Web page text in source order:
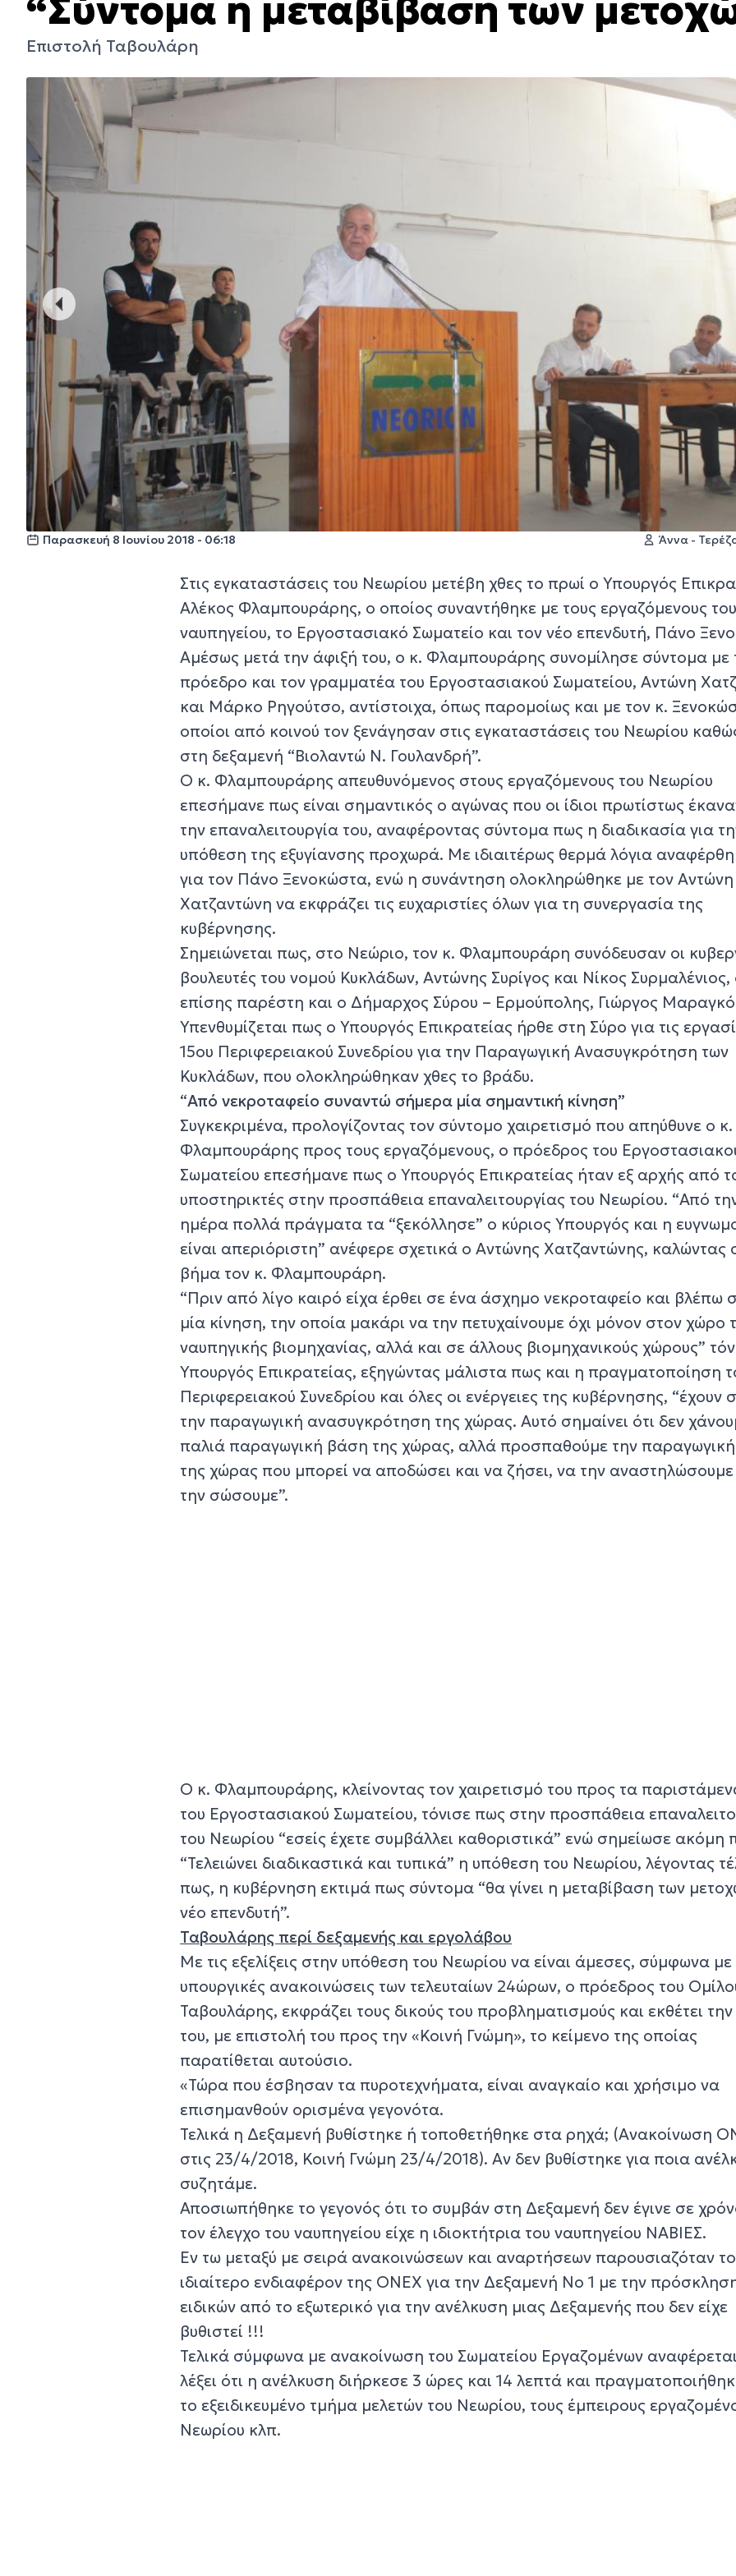
Επιστολή Ταβουλάρη
Παρασκευή 8 Ιουνίου 2018 - 06:18 Άννα -
Στις εγκαταστάσεις του Νεωρίου μετέβη χθες το πρωί ο Υπουργός
Αλέκος Φλαμπουράρης, ο οποίος συναντήθηκε με τους εργαζόμενους του
ναυπηγείου, το Εργοστασιακό Σωματείο και τον νέο επενδυτή, Πάνο
Αμέσως μετά την άφιξή του, ο κ. Φλαμπουράρης συνομίλησε σύντομα με
πρόεδρο και τον γραμματέα του Εργοστασιακού Σωματείου, Αντώνη
και Μάρκο Ρηγούτσο, αντίστοιχα, όπως παρομοίως και με τον κ.
οποίοι από κοινού τον ξενάγησαν στις εγκαταστάσεις του Νεωρίου
στη δεξαμενή “Βιολαντώ Ν. Γουλανδρή”.
Ο κ. Φλαμπουράρης απευθυνόμενος στους εργαζόμενους του Νεωρίου
επεσήμανε πως είναι σημαντικός ο αγώνας που οι ίδιοι πρωτίστως
την επαναλειτουργία του, αναφέροντας σύντομα πως η διαδικασία για
υπόθεση της εξυγίανσης προχωρά. Με ιδιαιτέρως θερμά λόγια
για τον Πάνο Ξενοκώστα, ενώ η συνάντηση ολοκληρώθηκε με τον Αντώνη
Χατζαντώνη να εκφράζει τις ευχαριστίες όλων για τη συνεργασία της
κυβέρνησης.
Σημειώνεται πως, στο Νεώριο, τον κ. Φλαμπουράρη συνόδευσαν οι
βουλευτές του νομού Κυκλάδων, Αντώνης Συρίγος και Νίκος
επίσης παρέστη και ο Δήμαρχος Σύρου – Ερμούπολης, Γιώργος
Υπενθυμίζεται πως ο Υπουργός Επικρατείας ήρθε στη Σύρο για τις
15ου Περιφερειακού Συνεδρίου για την Παραγωγική Ανασυγκρότηση των
Κυκλάδων, που ολοκληρώθηκαν χθες το βράδυ.
“Από νεκροταφείο συναντώ σήμερα μία σημαντική κίνηση”
Συγκεκριμένα, προλογίζοντας τον σύντομο χαιρετισμό που απηύθυνε ο κ.
Φλαμπουράρης προς τους εργαζόμενους, ο πρόεδρος του
Σωματείου επεσήμανε πως ο Υπουργός Επικρατείας ήταν εξ αρχής από
υποστηρικτές στην προσπάθεια επαναλειτουργίας του Νεωρίου. “Από
ημέρα πολλά πράγματα τα “ξεκόλλησε” ο κύριος Υπουργός και η
είναι απεριόριστη” ανέφερε σχετικά ο Αντώνης Χατζαντώνης, καλώντας
βήμα τον κ. Φλαμπουράρη.
“Πριν από λίγο καιρό είχα έρθει σε ένα άσχημο νεκροταφείο και βλέπω
μία κίνηση, την οποία μακάρι να την πετυχαίνουμε όχι μόνον στον χώρο
ναυπηγικής βιομηχανίας, αλλά και σε άλλους βιομηχανικούς χώρους”
Υπουργός Επικρατείας, εξηγώντας μάλιστα πως και η πραγματοποίηση
Περιφερειακού Συνεδρίου και όλες οι ενέργειες της κυβέρνησης, “έχουν
την παραγωγική ανασυγκρότηση της χώρας. Αυτό σημαίνει ότι δεν
παλιά παραγωγική βάση της χώρας, αλλά προσπαθούμε την
της χώρας που μπορεί να αποδώσει και να ζήσει, να την αναστηλώσουμε
την σώσουμε”.
Ο κ. Φλαμπουράρης, κλείνοντας τον χαιρετισμό του προς τα
του Εργοστασιακού Σωματείου, τόνισε πως στην προσπάθεια
του Νεωρίου “εσείς έχετε συμβάλλει καθοριστικά” ενώ σημείωσε ακόμη
“Τελειώνει διαδικαστικά και τυπικά” η υπόθεση του Νεωρίου, λέγοντας
πως, η κυβέρνηση εκτιμά πως σύντομα “θα γίνει η μεταβίβαση των
νέο επενδυτή”.
Ταβουλάρης περί δεξαμενής και εργολάβου
Με τις εξελίξεις στην υπόθεση του Νεωρίου να είναι άμεσες, σύμφωνα με
υπουργικές ανακοινώσεις των τελευταίων 24ώρων, ο πρόεδρος του
Ταβουλάρης, εκφράζει τους δικούς του προβληματισμούς και εκθέτει
του, με επιστολή του προς την «Κοινή Γνώμη», το κείμενο της οποίας
παρατίθεται αυτούσιο.
«Τώρα που έσβησαν τα πυροτεχνήματα, είναι αναγκαίο και χρήσιμο να
επισημανθούν ορισμένα γεγονότα.
Τελικά η Δεξαμενή βυθίστηκε ή τοποθετήθηκε στα ρηχά; (Ανακοίνωση
στις 23/4/2018, Κοινή Γνώμη 23/4/2018). Αν δεν βυθίστηκε για ποια
συζητάμε.
Αποσιωπήθηκε το γεγονός ότι το συμβάν στη Δεξαμενή δεν έγινε σε
τον έλεγχο του ναυπηγείου είχε η ιδιοκτήτρια του ναυπηγείου ΝΑΒΙΕΣ.
Εν τω μεταξύ με σειρά ανακοινώσεων και αναρτήσεων παρουσιαζόταν το
ιδιαίτερο ενδιαφέρον της ΟΝΕΧ για την Δεξαμενή Νο 1 με την
ειδικών από το εξωτερικό για την ανέλκυση μιας Δεξαμενής που δεν είχε
βυθιστεί !!!
Τελικά σύμφωνα με ανακοίνωση του Σωματείου Εργαζομένων
λέξει ότι η ανέλκυση διήρκεσε 3 ώρες και 14 λεπτά και
το εξειδικευμένο τμήμα μελετών του Νεωρίου, τους έμπειρους
Νεωρίου κλπ.